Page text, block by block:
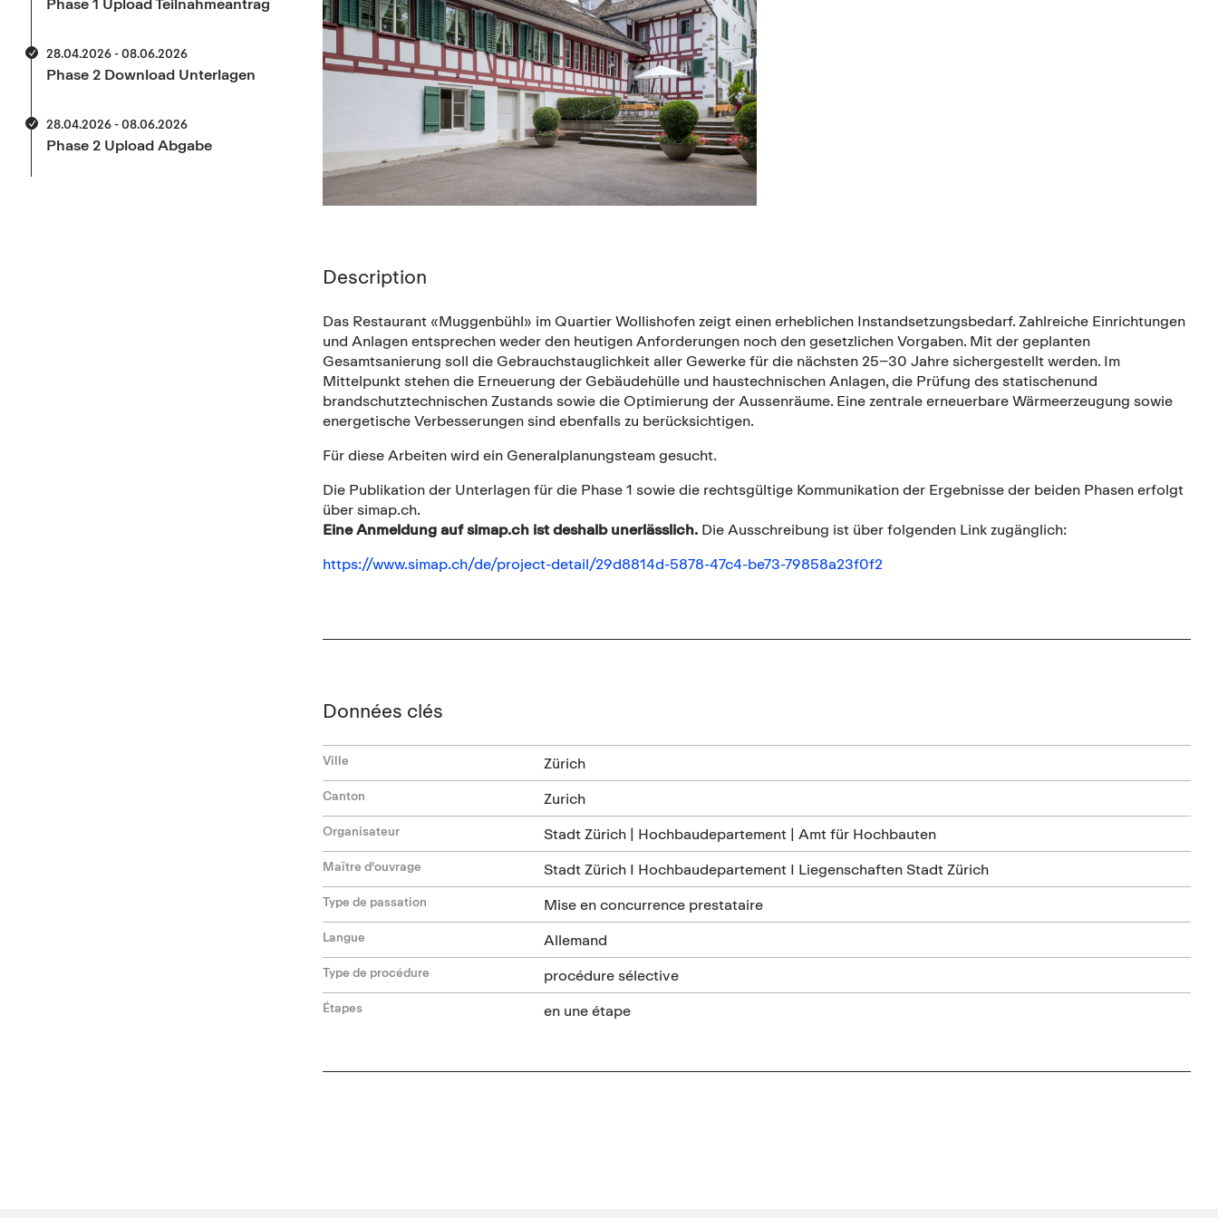
28.04.2026 - 08.06.2026
Phase 2 Download Unterlagen
28.04.2026 - 08.06.2026
Phase 2 Upload Abgabe
Description
Das Restaurant «Muggenbühl» im Quartier Wollishofen zeigt einen erheblichen Instandsetzungsbedarf. Zahlreiche Einrichtungen
und Anlagen entsprechen weder den heutigen Anforderungen noch den gesetzlichen Vorgaben. Mit der geplanten
Gesamtsanierung soll die Gebrauchstauglichkeit aller Gewerke für die nächsten 25–30 Jahre sichergestellt werden. Im
Mittelpunkt stehen die Erneuerung der Gebäudehülle und haustechnischen Anlagen, die Prüfung des statischenund
brandschutztechnischen Zustands sowie die Optimierung der Aussenräume. Eine zentrale erneuerbare Wärmeerzeugung sowie
energetische Verbesserungen sind ebenfalls zu berücksichtigen.
Für diese Arbeiten wird ein Generalplanungsteam gesucht.
Die Publikation der Unterlagen für die Phase 1 sowie die rechtsgültige Kommunikation der Ergebnisse der beiden Phasen erfolgt
über simap.ch.
Eine Anmeldung auf simap.ch ist deshalb unerlässlich. Die Ausschreibung ist über folgenden Link zugänglich:
https://www.simap.ch/de/project-detail/29d8814d-5878-47c4-be73-79858a23f0f2
Données clés
Ville Zürich
Canton Zurich
Organisateur Stadt Zürich | Hochbaudepartement | Amt für Hochbauten
Maître d'ouvrage Stadt Zürich I Hochbaudepartement I Liegenschaften Stadt Zürich
Type de passation Mise en concurrence prestataire
Langue Allemand
Type de procédure procédure sélective
Étapes en une étape